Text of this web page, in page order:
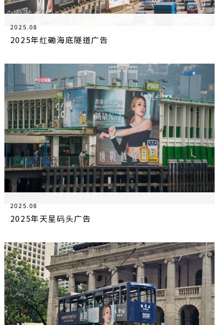
2025.08
2025年红磡海底隧道广告
2025.08
2025年天星码头广告